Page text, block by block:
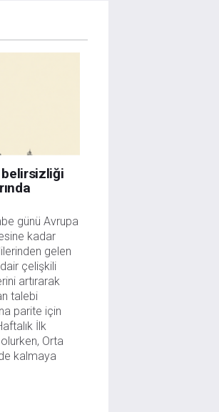
belirsizliği
günü Avrupa
kadar
gelen
çelişkili
artırarak
talebi
parite için
İlk
Orta
kalmaya